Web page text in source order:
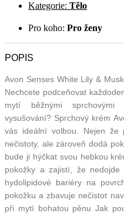
Kategorie: Tělo
Pro koho: Pro ženy
POPIS
Avon Senses White Lily &
Nechcete podceňovat
mytí běžnými
vysušování? Sprchový krém
vás ideální volbou. Nejen že
nečistoty, ale zároveň dodá
bude ji hýčkat svou hebkou
pokožky a zajistí, že
hydolipidové bariéry na
pokožku a zbavuje nečistot
při mytí bohatou pěnu Jak